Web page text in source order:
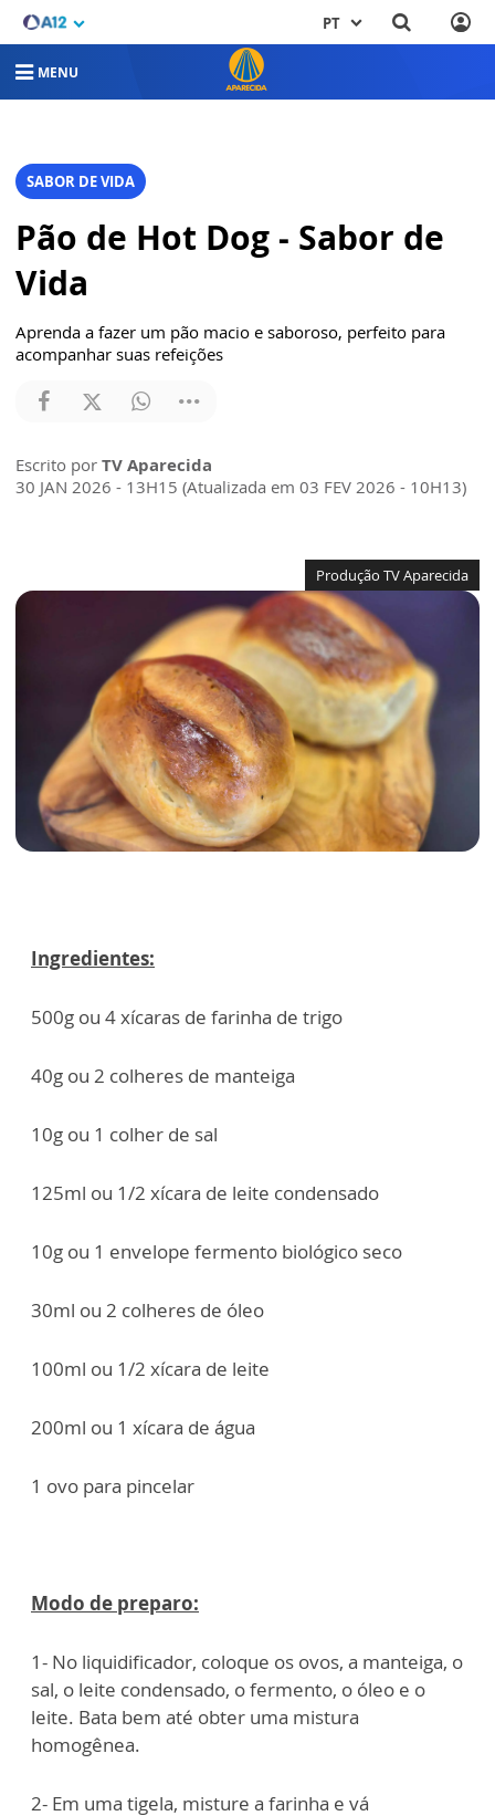
PT
MENU
SABOR DE VIDA
Pão de Hot Dog - Sabor de
Vida
Aprenda a fazer um pão macio e saboroso, perfeito para
acompanhar suas refeições
Escrito por TV Aparecida
30 JAN 2026 - 13H15 (Atualizada em 03 FEV 2026 - 10H13)
Produção TV Aparecida
Ingredientes:
500g ou 4 xícaras de farinha de trigo
40g ou 2 colheres de manteiga
10g ou 1 colher de sal
125ml ou 1/2 xícara de leite condensado
10g ou 1 envelope fermento biológico seco
30ml ou 2 colheres de óleo
100ml ou 1/2 xícara de leite
200ml ou 1 xícara de água
1 ovo para pincelar
Modo de preparo:
1- No liquidificador, coloque os ovos, a manteiga, o
sal, o leite condensado, o fermento, o óleo e o
leite. Bata bem até obter uma mistura
homogênea.
2- Em uma tigela, misture a farinha e vá